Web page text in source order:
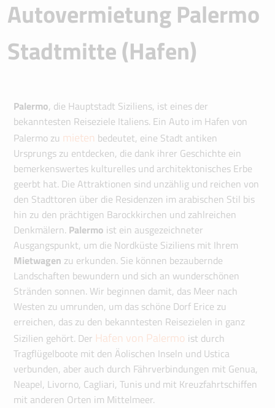
Autovermietung Palermo
Stadtmitte (Hafen)
Palermo, die Hauptstadt Siziliens, ist eines der
bekanntesten Reiseziele Italiens. Ein Auto im Hafen von
Palermo zu mieten bedeutet, eine Stadt antiken
Ursprungs zu entdecken, die dank ihrer Geschichte ein
bemerkenswertes kulturelles und architektonisches Erbe
geerbt hat. Die Attraktionen sind unzählig und reichen von
den Stadttoren über die Residenzen im arabischen Stil bis
hin zu den prächtigen Barockkirchen und zahlreichen
Denkmälern. Palermo ist ein ausgezeichneter
Ausgangspunkt, um die Nordküste Siziliens mit Ihrem
Mietwagen zu erkunden. Sie können bezaubernde
Landschaften bewundern und sich an wunderschönen
Stränden sonnen. Wir beginnen damit, das Meer nach
Westen zu umrunden, um das schöne Dorf Erice zu
erreichen, das zu den bekanntesten Reisezielen in ganz
Sizilien gehört. Der Hafen von Palermo ist durch
Tragflügelboote mit den Äolischen Inseln und Ustica
verbunden, aber auch durch Fährverbindungen mit Genua,
Neapel, Livorno, Cagliari, Tunis und mit Kreuzfahrtschiffen
mit anderen Orten im Mittelmeer.